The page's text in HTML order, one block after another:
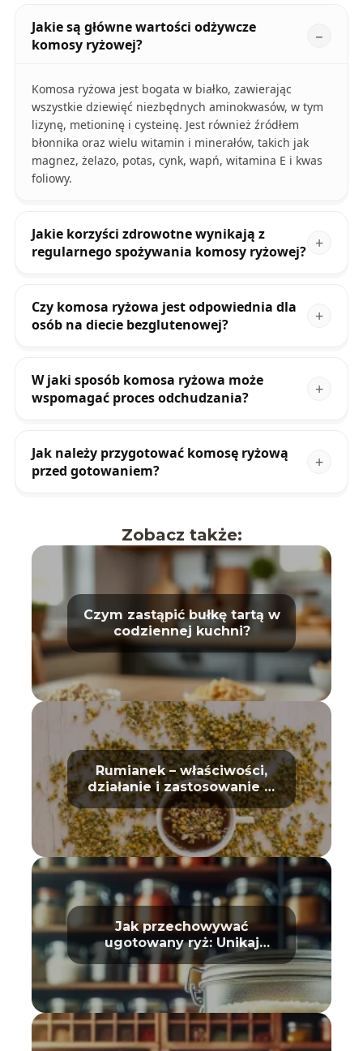
Jakie są główne wartości odżywcze
komosy ryżowej?
Komosa ryżowa jest bogata w białko, zawierając
wszystkie dziewięć niezbędnych aminokwasów, w tym
lizynę, metioninę i cysteinę. Jest również źródłem
błonnika oraz wielu witamin i minerałów, takich jak
magnez, żelazo, potas, cynk, wapń, witamina E i kwas
foliowy.
Jakie korzyści zdrowotne wynikają z
regularnego spożywania komosy ryżowej?
Czy komosa ryżowa jest odpowiednia dla
osób na diecie bezglutenowej?
W jaki sposób komosa ryżowa może
wspomagać proces odchudzania?
Jak należy przygotować komosę ryżową
przed gotowaniem?
Zobacz także:
Czym zastąpić bułkę tartą w
codziennej kuchni?
Rumianek – właściwości,
działanie i zastosowanie w
domu oraz kosmetyce
Jak przechowywać
ugotowany ryż: Unikaj
zepsucia